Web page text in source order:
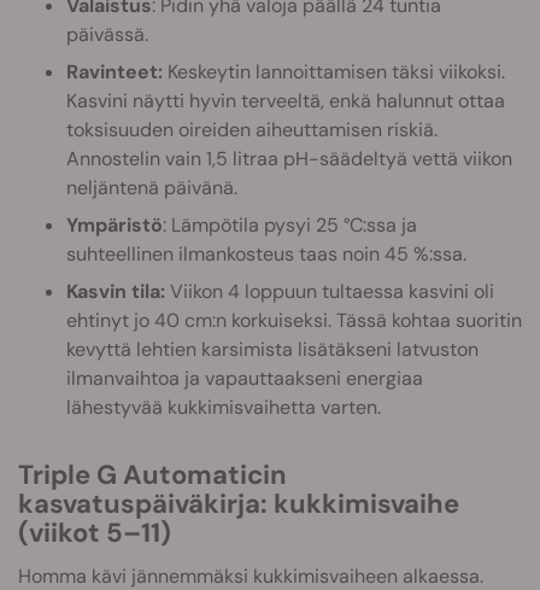
päivässä.
Ravinteet: Keskeytin lannoittamisen täksi viikoksi.
Kasvini näytti hyvin terveeltä, enkä halunnut ottaa
toksisuuden oireiden aiheuttamisen riskiä.
Annostelin vain 1,5 litraa pH-säädeltyä vettä viikon
neljäntenä päivänä.
Ympäristö: Lämpötila pysyi 25 °C:ssa ja
suhteellinen ilmankosteus taas noin 45 %:ssa.
Kasvin tila: Viikon 4 loppuun tultaessa kasvini oli
ehtinyt jo 40 cm:n korkuiseksi. Tässä kohtaa suoritin
kevyttä lehtien karsimista lisätäkseni latvuston
ilmanvaihtoa ja vapauttaakseni energiaa
lähestyvää kukkimisvaihetta varten.
Triple G Automaticin
kasvatuspäiväkirja: kukkimisvaihe
(viikot 5–11)
Homma kävi jännemmäksi kukkimisvaiheen alkaessa.